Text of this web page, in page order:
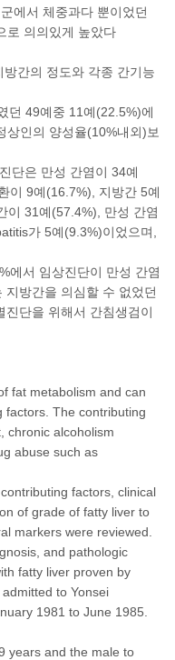
에서 체중과다 뿐이었던
로 의의있게 높았다
간의 정도와 각종 간기능
던 49예중 11예(22.5%)에
상인의 양성율(10%내외)보
단은 만성 간염이 34예
이 9예(16.7%), 지방간 5예
이 31예(57.4%), 만성 간염
가 5예(9.3%)이었으며,
에서 임상진단이 만성 간염
방간을 의심할 수 없었던
단을 위해서 간침생검이
fat metabolism and can
factors. The contributing
chronic alcoholism
abuse such as
factors, clinical
of grade of fatty liver to
markers were reviewed.
and pathologic
fatty liver proven by
to Yonsei
1981 to June 1985.
years and the male to